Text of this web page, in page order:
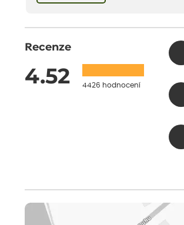
Recenze
4.52 4426 hodnocení